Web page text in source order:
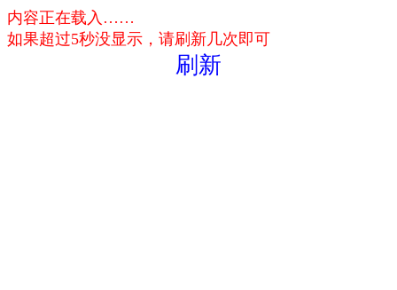
内容正在载入……
如果超过5秒没显示，请刷新几次即可
刷新